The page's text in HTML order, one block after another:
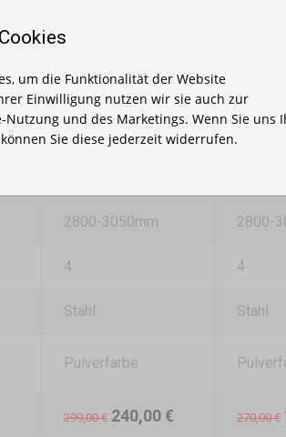
27,5kg 20,5kg
2800-3050mm 2800-
4 4
Stahl Stahl
Pulverfarbe
299,00 € 240,00 € 270,00 €
um die Funktionalität der Website
Einwilligung nutzen wir sie auch zur
Nutzung und des Marketings. Wenn Sie uns
Sie diese jederzeit widerrufen.